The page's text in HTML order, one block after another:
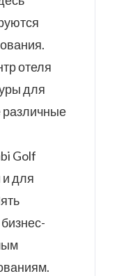
отеля
для
различные
Golf
и для